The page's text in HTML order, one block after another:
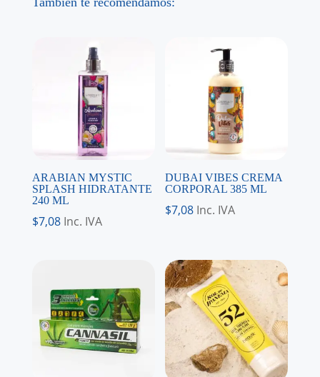
ARABIAN MYSTIC
SPLASH HIDRATANTE
240 ML
$7,08 Inc. IVA
DUBAI VIBES CREMA
CORPORAL 385 ML
$7,08 Inc. IVA